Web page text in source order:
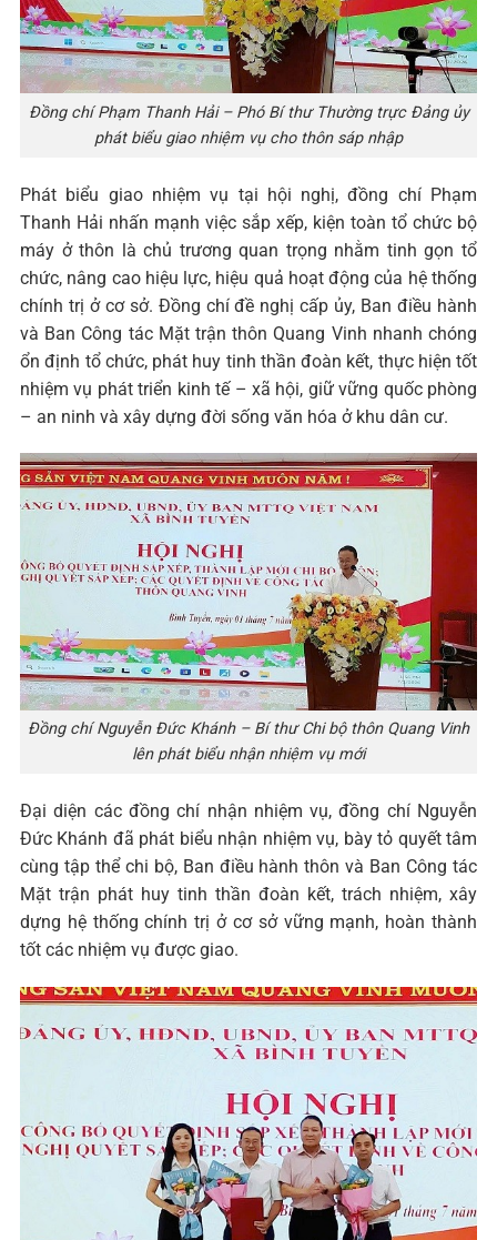
Đồng chí Phạm Thanh Hải – Phó Bí thư Thường trực Đảng ủy
phát biểu giao nhiệm vụ cho thôn sáp nhập
Phát biểu giao nhiệm vụ tại hội nghị, đồng chí Phạm
Thanh Hải nhấn mạnh việc sắp xếp, kiện toàn tổ chức bộ
máy ở thôn là chủ trương quan trọng nhằm tinh gọn tổ
chức, nâng cao hiệu lực, hiệu quả hoạt động của hệ thống
chính trị ở cơ sở. Đồng chí đề nghị cấp ủy, Ban điều hành
và Ban Công tác Mặt trận thôn Quang Vinh nhanh chóng
ổn định tổ chức, phát huy tinh thần đoàn kết, thực hiện tốt
nhiệm vụ phát triển kinh tế – xã hội, giữ vững quốc phòng
– an ninh và xây dựng đời sống văn hóa ở khu dân cư.
Đồng chí Nguyễn Đức Khánh – Bí thư Chi bộ thôn Quang Vinh
lên phát biểu nhận nhiệm vụ mới
Đại diện các đồng chí nhận nhiệm vụ, đồng chí Nguyễn
Đức Khánh đã phát biểu nhận nhiệm vụ, bày tỏ quyết tâm
cùng tập thể chi bộ, Ban điều hành thôn và Ban Công tác
Mặt trận phát huy tinh thần đoàn kết, trách nhiệm, xây
dựng hệ thống chính trị ở cơ sở vững mạnh, hoàn thành
tốt các nhiệm vụ được giao.